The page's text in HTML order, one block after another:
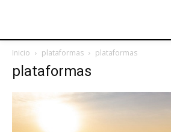
Inicio plataformas plataformas
plataformas